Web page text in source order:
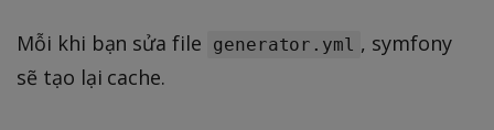
Mỗi khi bạn sửa file generator.yml , symfony
sẽ tạo lại cache.